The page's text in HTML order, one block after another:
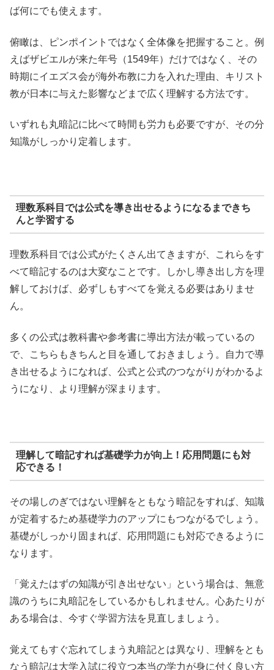
ば何にでも使えます。
俯瞰は、ピンポイントではなく全体像を把握すること。例
えばザビエルが来た年号（1549年）だけではなく、その
時期にイエズス会が海外布教に力を入れた理由、キリスト
教が日本に与えた影響などまで広く理解する方法です。
いずれも丸暗記に比べて時間も労力も必要ですが、その分
知識がしっかり定着します。
理数系科目では公式を導き出せるようになるまできち
んと学習する
理数系科目では公式がたくさん出てきますが、これらをす
べて暗記するのは大変なことです。しかし導き出し方を理
解しておけば、必ずしもすべてを覚える必要はありませ
ん。
多くの公式は教科書や参考書に導出方法が載っているの
で、こちらもきちんと目を通しておきましょう。自力で導
き出せるようになれば、公式と公式のつながりがわかるよ
うになり、より理解が深まります。
理解して暗記すれば基礎学力が向上！応用問題にも対
応できる！
その場しのぎではない理解をともなう暗記をすれば、知識
が定着するため基礎学力のアップにもつながるでしょう。
基礎がしっかり固まれば、応用問題にも対応できるように
なります。
「覚えたはずの知識が引き出せない」という場合は、無意
識のうちに丸暗記をしているかもしれません。心あたりが
ある場合は、今すぐ学習方法を見直しましょう。
覚えてもすぐ忘れてしまう丸暗記とは異なり、理解をとも
なう暗記は大学入試に役立つ本当の学力が身に付く良い方